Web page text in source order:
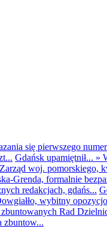
się pierwszego
Gdańsk upamiętnił... »
Zarząd woj. pomorskiego,
Grenda, formalnie
redakcjach, gdańs...
wybitny
Rad
zbuntow...